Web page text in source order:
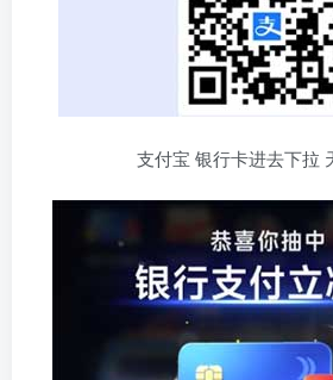
支付宝 银行卡进去下拉